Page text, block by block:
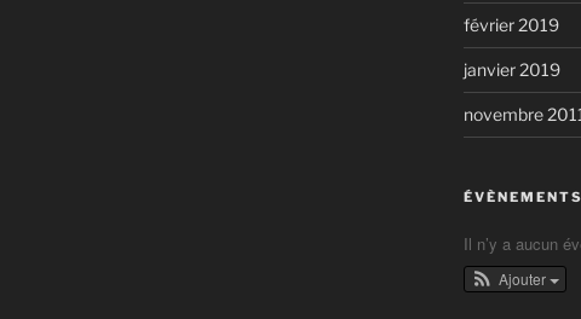
février 2019
janvier 2019
novembre
Il n’y a aucun
Ajouter